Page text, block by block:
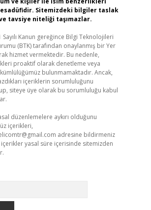
Sitemizdeki bilgiler taslak
tavsiye niteliği taşımazlar.
Sayılı Kanun gereğince Bilgi Teknolojileri
(BTK) tarafından onaylanmış bir Yer
hizmet vermektedir. Bu nedenle,
proaktif olarak denetleme veya
bulunmamaktadır. Ancak,
içeriklerin sorumluluğunu
siteye üye olarak bu sorumluluğu kabul
düzenlemelere aykırı olduğunu
içerikleri,
adresine bildirmeniz
yasal süre içerisinde sitemizden